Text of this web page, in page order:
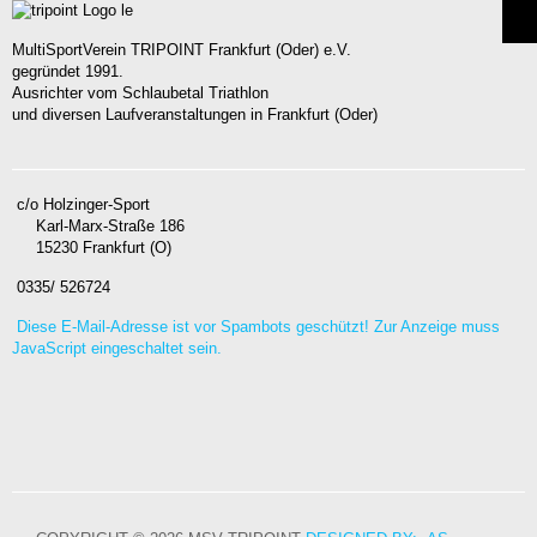
MultiSportVerein TRIPOINT Frankfurt (Oder) e.V.
gegründet 1991.
Ausrichter vom Schlaubetal Triathlon
und diversen Laufveranstaltungen in Frankfurt (Oder)
c/o Holzinger-Sport
Karl-Marx-Straße 186
15230 Frankfurt (O)
0335/ 526724
Diese E-Mail-Adresse ist vor Spambots geschützt! Zur Anzeige muss
JavaScript eingeschaltet sein.